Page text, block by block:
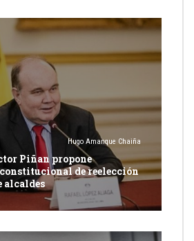
Hugo Amanque Chaiña
Piñan propone
de reelección
alcaldes